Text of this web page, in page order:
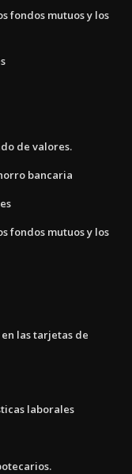
fondos mutuos y los
de valores.
bancaria
fondos mutuos y los
las tarjetas de
laborales